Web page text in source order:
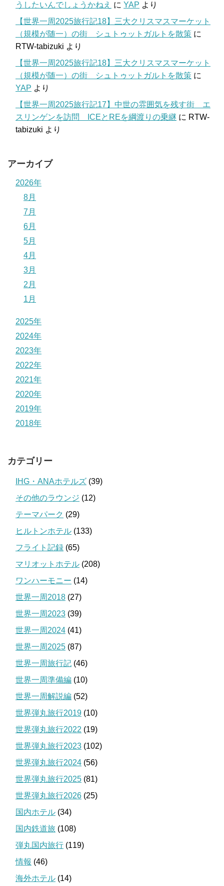
うしたいんでしょうかねえ に YAP より
【世界一周2025旅行記18】三大クリスマスマーケット
（規模が随一）の街 シュトゥットガルトを散策 に
RTW-tabizuki より
【世界一周2025旅行記18】三大クリスマスマーケット
（規模が随一）の街 シュトゥットガルトを散策 に
YAP より
【世界一周2025旅行記17】中世の雰囲気を残す街 エ
スリンゲンを訪問 ICEとREを綱渡りの乗継 に RTW-
tabizuki より
アーカイブ
2026年
8月
7月
6月
5月
4月
3月
2月
1月
2025年
2024年
2023年
2022年
2021年
2020年
2019年
2018年
カテゴリー
IHG・ANAホテルズ (39)
その他のラウンジ (12)
テーマパーク (29)
ヒルトンホテル (133)
フライト記録 (65)
マリオットホテル (208)
ワンハーモニー (14)
世界一周2018 (27)
世界一周2023 (39)
世界一周2024 (41)
世界一周2025 (87)
世界一周旅行記 (46)
世界一周準備編 (10)
世界一周解説編 (52)
世界弾丸旅行2019 (10)
世界弾丸旅行2022 (19)
世界弾丸旅行2023 (102)
世界弾丸旅行2024 (56)
世界弾丸旅行2025 (81)
世界弾丸旅行2026 (25)
国内ホテル (34)
国内鉄道旅 (108)
弾丸国内旅行 (119)
情報 (46)
海外ホテル (14)